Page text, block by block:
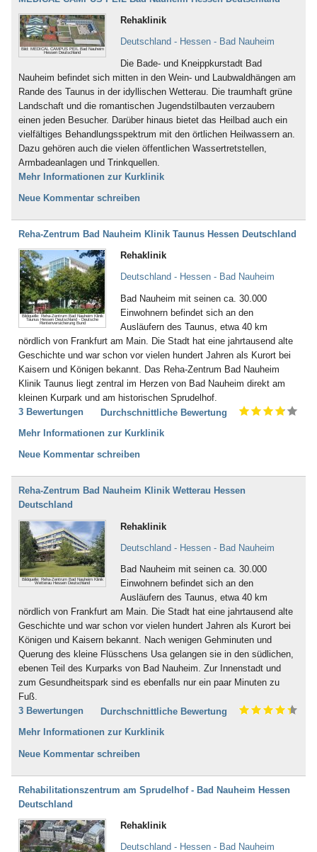
Bild: MEDICAL CAMPUS PEIL Bad Nauheim
Hessen Deutschland
Rehaklinik
Deutschland - Hessen - Bad Nauheim
Die Bade- und Kneippkurstadt Bad
Nauheim befindet sich mitten in den Wein- und Laubwaldhängen am
Rande des Taunus in der idyllischen Wetterau. Die traumhaft grüne
Landschaft und die romantischen Jugendstilbauten verzaubern
einen jeden Besucher. Darüber hinaus bietet das Heilbad auch ein
vielfältiges Behandlungsspektrum mit den örtlichen Heilwassern an.
Dazu gehören auch die vielen öffentlichen Wassertretstellen,
Armbadeanlagen und Trinkquellen.
Mehr Informationen zur Kurklinik
Neue Kommentar schreiben
Reha-Zentrum Bad Nauheim Klinik Taunus Hessen Deutschland
Bildquelle: Reha-Zentrum Bad Nauheim Klinik
Taunus Hessen Deutschland - Deutsche
Rentenversicherung Bund
Rehaklinik
Deutschland - Hessen - Bad Nauheim
Bad Nauheim mit seinen ca. 30.000
Einwohnern befindet sich an den
Ausläufern des Taunus, etwa 40 km
nördlich von Frankfurt am Main. Die Stadt hat eine jahrtausend alte
Geschichte und war schon vor vielen hundert Jahren als Kurort bei
Kaisern und Königen bekannt. Das Reha-Zentrum Bad Nauheim
Klinik Taunus liegt zentral im Herzen von Bad Nauheim direkt am
kleinen Kurpark und am historischen Sprudelhof.
3 Bewertungen
Durchschnittliche Bewertung
Mehr Informationen zur Kurklinik
Neue Kommentar schreiben
Reha-Zentrum Bad Nauheim Klinik Wetterau Hessen
Deutschland
Bildquelle: Reha-Zentrum Bad Nauheim Klinik
Wetterau Hessen Deutschland
Rehaklinik
Deutschland - Hessen - Bad Nauheim
Bad Nauheim mit seinen ca. 30.000
Einwohnern befindet sich an den
Ausläufern des Taunus, etwa 40 km
nördlich von Frankfurt am Main. Die Stadt hat eine jahrtausend alte
Geschichte und war schon vor vielen hundert Jahren als Kurort bei
Königen und Kaisern bekannt. Nach wenigen Gehminuten und
Querung des kleine Flüsschens Usa gelangen sie in den südlichen,
ebenen Teil des Kurparks von Bad Nauheim. Zur Innenstadt und
zum Gesundheitspark sind es ebenfalls nur ein paar Minuten zu
Fuß.
3 Bewertungen
Durchschnittliche Bewertung
Mehr Informationen zur Kurklinik
Neue Kommentar schreiben
Rehabilitationszentrum am Sprudelhof - Bad Nauheim Hessen
Deutschland
Rehaklinik
Deutschland - Hessen - Bad Nauheim